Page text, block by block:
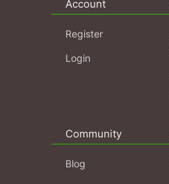
Account
Register
Login
Community
Blog